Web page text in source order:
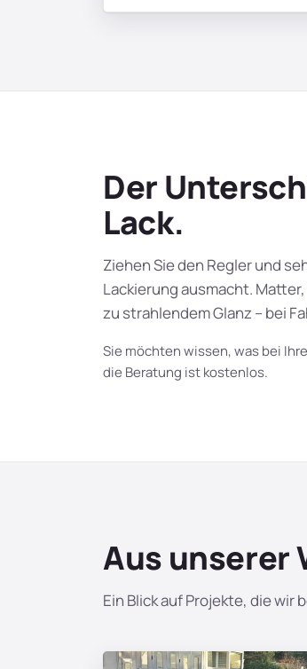
Der
Lack.
Ziehen Sie den Regler und
Lackierung ausmacht.
zu strahlendem Glanz – bei
Sie möchten wissen, was bei
die Beratung ist kostenlos.
Aus unserer
Ein Blick auf Projekte, die